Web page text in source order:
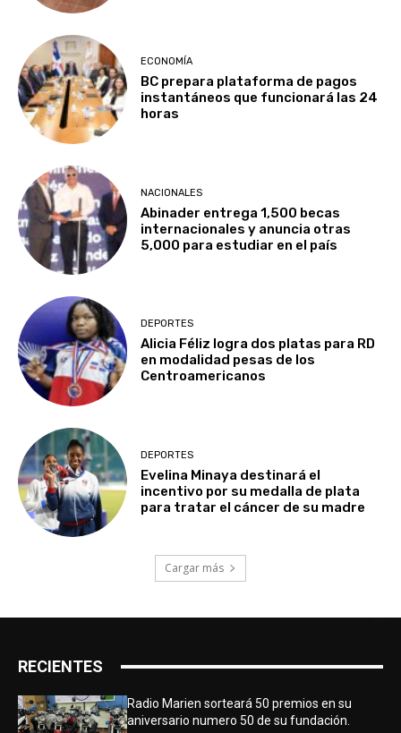
ECONOMÍA
BC prepara plataforma de pagos
instantáneos que funcionará las 24
horas
NACIONALES
Abinader entrega 1,500 becas
internacionales y anuncia otras
5,000 para estudiar en el país
DEPORTES
Alicia Féliz logra dos platas para RD
en modalidad pesas de los
Centroamericanos
DEPORTES
Evelina Minaya destinará el
incentivo por su medalla de plata
para tratar el cáncer de su madre
Cargar más
RECIENTES
Radio Marien sorteará 50 premios en su
aniversario numero 50 de su fundación.